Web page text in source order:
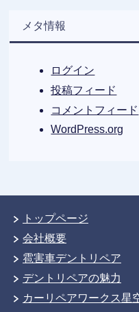
メタ情報
ログイン
投稿フィード
コメントフィード
WordPress.org
トップページ
会社概要
雹害車デントリペア
デントリペアの魅力
カーリペアワークス星